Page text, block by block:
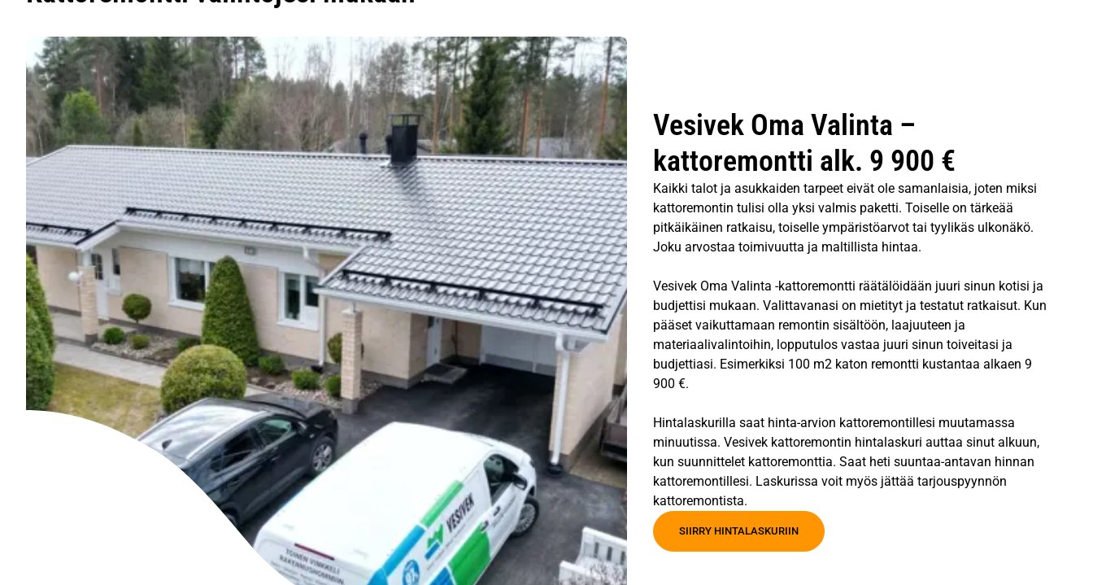
Vesivek Oma Valinta –
kattoremontti alk. 9 900 €
Kaikki talot ja asukkaiden tarpeet eivät ole samanlaisia, joten miksi
kattoremontin tulisi olla yksi valmis paketti. Toiselle on tärkeää
pitkäikäinen ratkaisu, toiselle ympäristöarvot tai tyylikäs ulkonäkö.
Joku arvostaa toimivuutta ja maltillista hintaa.
Vesivek Oma Valinta -kattoremontti räätälöidään juuri sinun kotisi ja
budjettisi mukaan. Valittavanasi on mietityt ja testatut ratkaisut. Kun
pääset vaikuttamaan remontin sisältöön, laajuuteen ja
materiaalivalintoihin, lopputulos vastaa juuri sinun toiveitasi ja
budjettiasi. Esimerkiksi 100 m2 katon remontti kustantaa alkaen 9
900 €.
Hintalaskurilla saat hinta-arvion kattoremontillesi muutamassa
minuutissa. Vesivek kattoremontin hintalaskuri auttaa sinut alkuun,
kun suunnittelet kattoremonttia. Saat heti suuntaa-antavan hinnan
kattoremontillesi. Laskurissa voit myös jättää tarjouspyynnön
kattoremontista.
SIIRRY HINTALASKURIIN